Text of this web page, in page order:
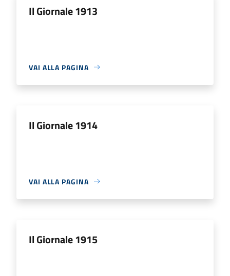
Il Giornale 1913
VAI ALLA PAGINA
Il Giornale 1914
VAI ALLA PAGINA
Il Giornale 1915